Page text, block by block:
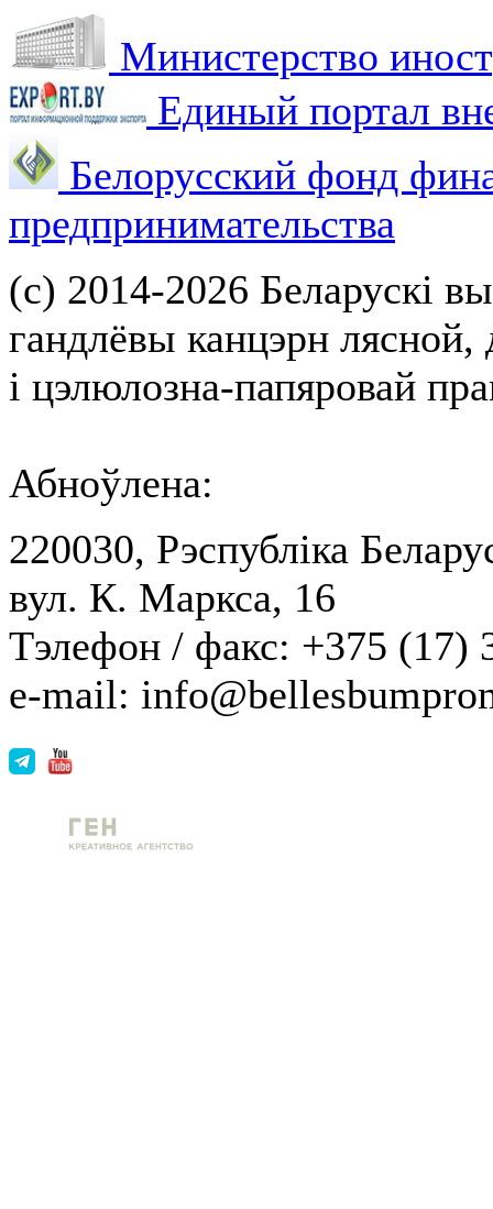
Министерство
Единый портал
Белорусский фонд
предпринимательства
(с) 2014-2026 Беларускі
гандлёвы канцэрн лясной,
і цэлюлозна-папяровай
Абноўлена:
220030, Рэспубліка
вул. К. Маркса, 16
Тэлефон / факс: +375 (17)
e-mail: